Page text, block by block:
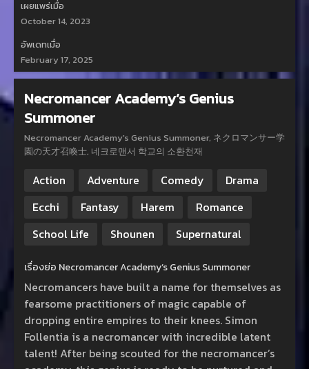
เผยแพร่เมื่อ
October 14, 2023
อัพเดทเมื่อ
February 17, 2025
Necromancer Academy’s Genius
Summoner
Necromancer Academy's Genius Summoner, ネクロマンサー学
園の天才召喚士, 네크로맨서 학교의 소환천재
Action Adventure Comedy
Drama
Ecchi
Fantasy Harem
Romance
School Life
Shounen Supernatural
เรื่องย่อ Necromancer Academy’s Genius Summoner
Necromancers have built a name for themselves as
fearsome practitioners of magic capable of
dropping entire empires to their knees. Simon
Follentia is a necromancer with incredible latent
talent! After being scouted for the necromancer’s